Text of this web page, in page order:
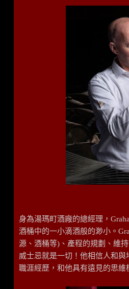
身為湯瑪町酒廠的總經理，
酒桶中的一小滴酒般的渺小。
源、酒桶等)、產程的規劃、維
威士忌就是一切！他相信人和與
職涯經歷，和他具有遠見的思